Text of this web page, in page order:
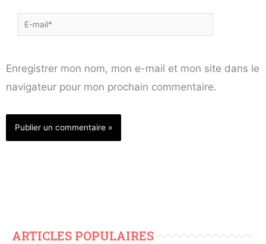
E-
mail*
Enregistrer mon nom, mon e-mail et mon site dans le
navigateur pour mon prochain commentaire.
ARTICLES POPULAIRES